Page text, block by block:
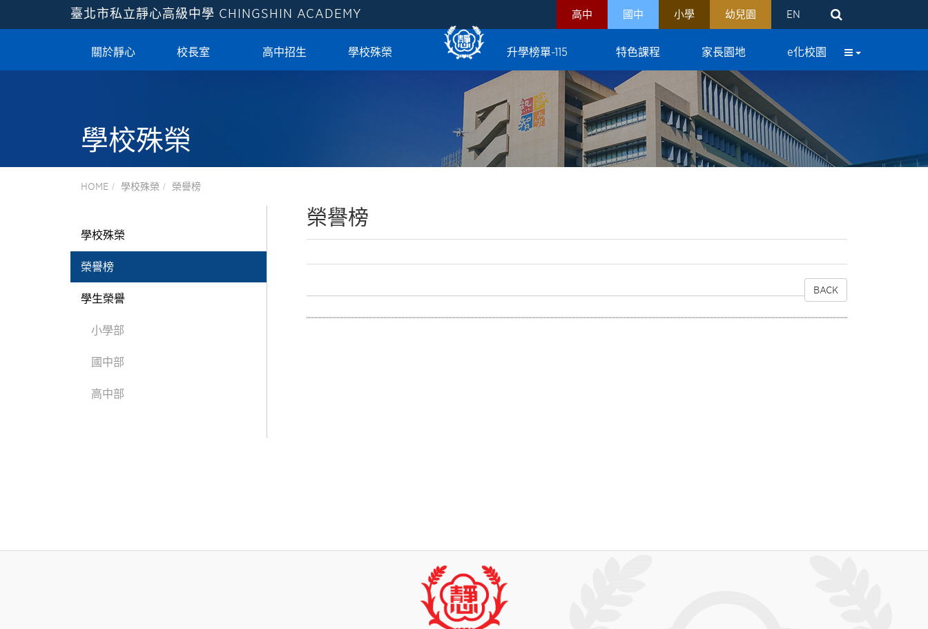
臺北市私立靜心高級中學 CHINGSHIN ACADEMY 高中 國中 小學 幼兒園 EN
關於靜心 校長室 高中招生 學校殊榮 升學榜單-115 特色課程 家長園地 e化校園
學校殊榮
HOME 學校殊榮 榮譽榜
學校殊榮
榮譽榜
學生榮譽
小學部
國中部
高中部
榮譽榜
BACK